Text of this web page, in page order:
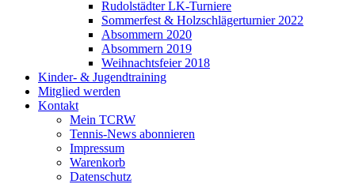
Rudolstädter LK-Turniere
Sommerfest & Holzschlägerturnier 2022
Absommern 2020
Absommern 2019
Weihnachtsfeier 2018
Kinder- & Jugendtraining
Mitglied werden
Kontakt
Mein TCRW
Tennis-News abonnieren
Impressum
Warenkorb
Datenschutz